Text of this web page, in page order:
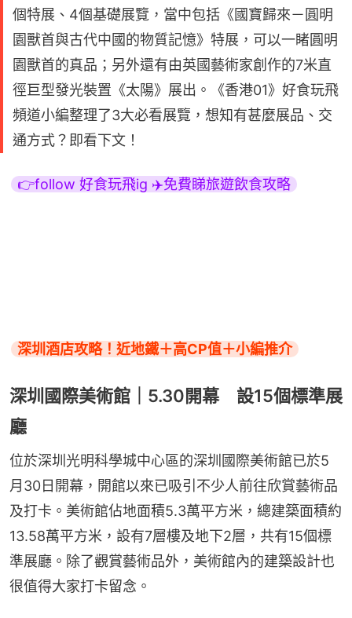
個特展、4個基礎展覽，當中包括《國寶歸來－圓明
園獸首與古代中國的物質記憶》特展，可以一睹圓明
園獸首的真品；另外還有由英國藝術家創作的7米直
徑巨型發光裝置《太陽》展出。《香港01》好食玩飛
頻道小編整理了3大必看展覽，想知有甚麼展品、交
通方式？即看下文！
👉follow 好食玩飛ig ✈️免費睇旅遊飲食攻略
深圳酒店攻略！近地鐵＋高CP值＋小編推介
深圳國際美術館｜5.30開幕 設15個標準展
廳
位於深圳光明科學城中心區的深圳國際美術館已於5
月30日開幕，開館以來已吸引不少人前往欣賞藝術品
及打卡。美術館佔地面積5.3萬平方米，總建築面積約
13.58萬平方米，設有7層樓及地下2層，共有15個標
準展廳。除了觀賞藝術品外，美術館內的建築設計也
很值得大家打卡留念。